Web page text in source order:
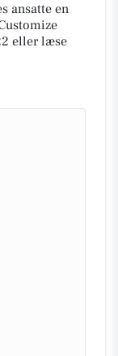
ansatte en
eller læse